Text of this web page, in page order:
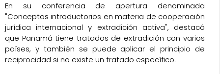
En su conferencia de apertura denominada
"Conceptos introductorios en materia de cooperación
jurídica internacional y extradición activa", destacó
que Panamá tiene tratados de extradición con varios
países, y también se puede aplicar el principio de
reciprocidad si no existe un tratado específico.